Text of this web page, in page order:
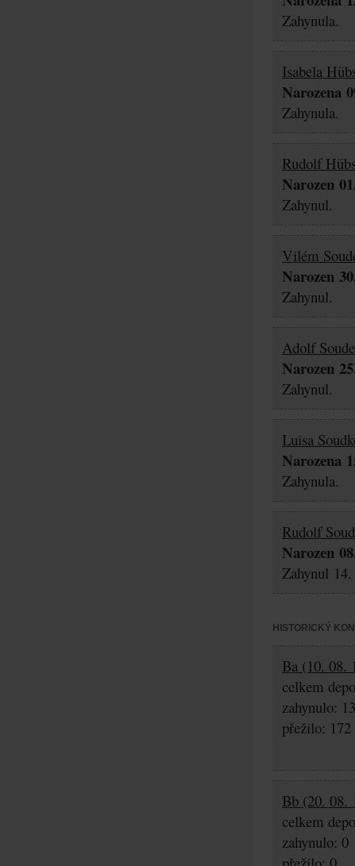
Zahynula.
Isabela
Narozena
Zahynula.
Rudolf
Narozen
Zahynul.
Vilém
Narozen
Zahynul.
Adolf
Narozen
Zahynul.
Luisa
Narozena
Zahynula.
Rudolf
Narozen
Zahynul
HISTORICKÝ
Ba (10. 08.
celkem
zahynulo:
přežilo: 172
Bb (20. 08.
celkem
zahynulo: 0